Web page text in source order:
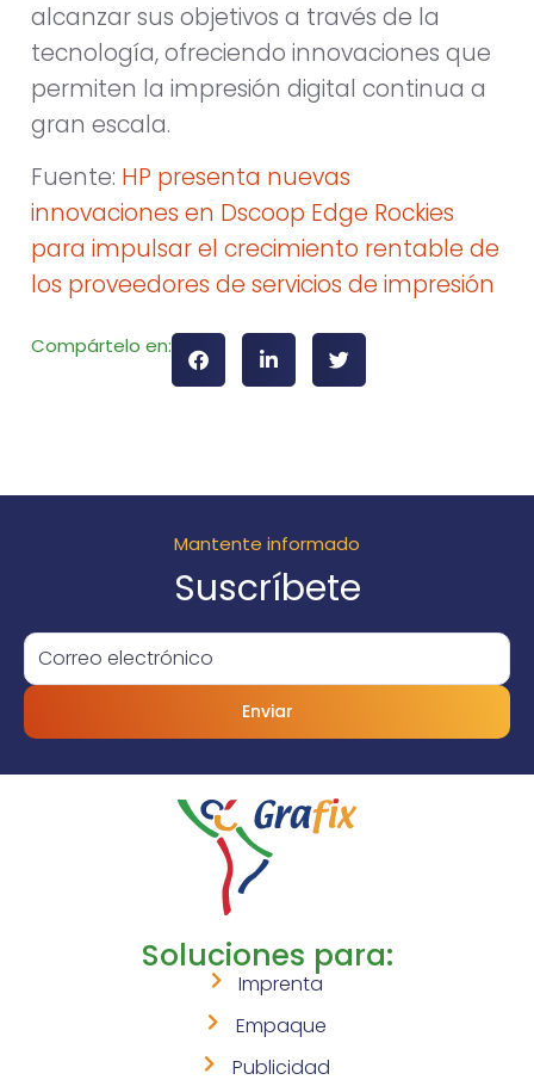
alcanzar sus objetivos a través de la
tecnología, ofreciendo innovaciones que
permiten la impresión digital continua a
gran escala.
Fuente: HP presenta nuevas
innovaciones en Dscoop Edge Rockies
para impulsar el crecimiento rentable de
los proveedores de servicios de impresión
Compártelo en:
Mantente informado
Suscríbete
Enviar
Soluciones para:
Imprenta
Empaque
Publicidad